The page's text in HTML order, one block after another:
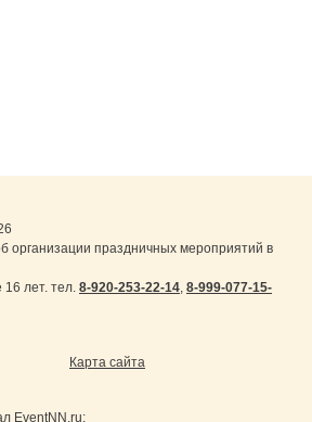
организации праздничных мероприятий в
лет. тел. 8-920-253-22-14, 8-999-077-15-
Карта сайта
EventNN.ru: